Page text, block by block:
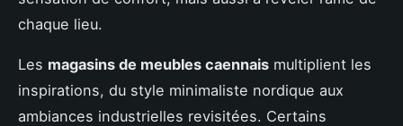
chaque lieu.
Les magasins de meubles caennais multiplient les
inspirations, du style minimaliste nordique aux
ambiances industrielles revisitées. Certains